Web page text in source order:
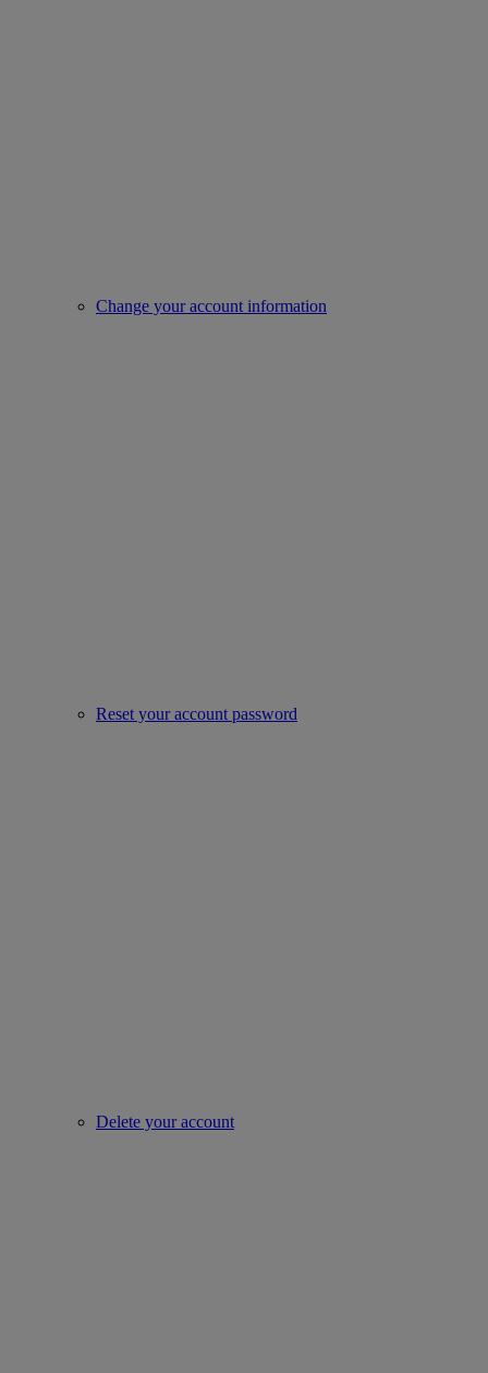
Change your account information
Reset your account password
Delete your account